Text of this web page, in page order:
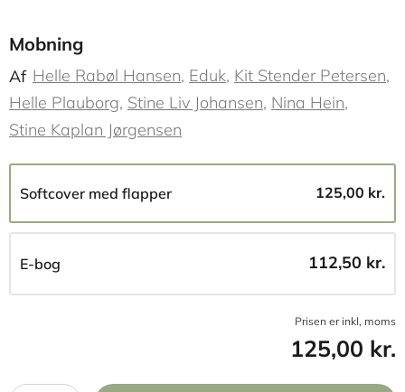
Mobning
Af Helle Rabøl Hansen Eduk Kit Stender Petersen
Helle Plauborg Stine Liv Johansen Nina Hein
Stine Kaplan Jørgensen
Softcover med flapper 125,00 kr.
E-bog 112,50 kr.
Prisen er inkl, moms
125,00 kr.